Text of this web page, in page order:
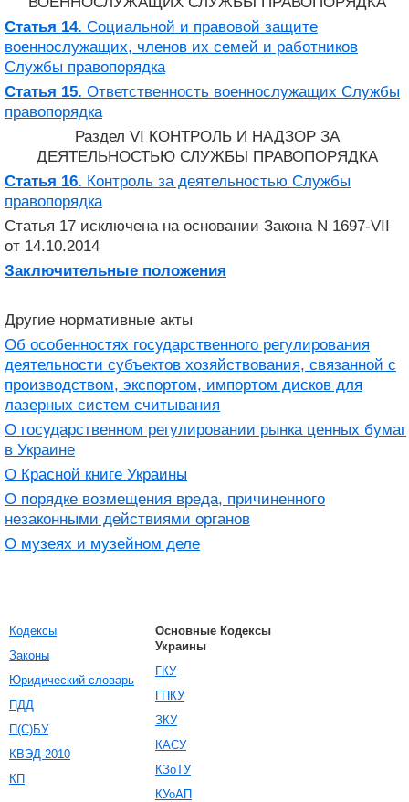
Статья 14. Социальной и правовой защите
военнослужащих, членов их семей и работников
Службы правопорядка
Статья 15. Ответственность военнослужащих Службы
правопорядка
Раздел VI КОНТРОЛЬ И НАДЗОР ЗА
ДЕЯТЕЛЬНОСТЬЮ СЛУЖБЫ ПРАВОПОРЯДКА
Статья 16. Контроль за деятельностью Службы
правопорядка
Статья 17 исключена на основании Закона N 1697-VII
от 14.10.2014
Заключительные положения
Другие нормативные акты
Об особенностях государственного регулирования
деятельности субъектов хозяйствования, связанной с
производством, экспортом, импортом дисков для
лазерных систем считывания
О государственном регулировании рынка ценных бумаг
в Украине
О Красной книге Украины
О порядке возмещения вреда, причиненного
незаконными действиями органов
О музеях и музейном деле
Кодексы
Законы
Юридический словарь
ПДД
П(С)БУ
КВЭД-2010
КП
Основные Кодексы
Украины
ГКУ
ГПКУ
ЗКУ
КАСУ
КЗоТУ
КУоАП